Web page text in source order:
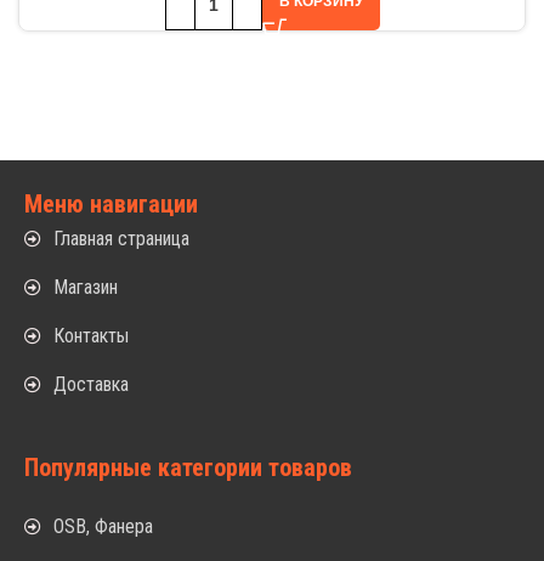
Меню навигации
Главная страница
Магазин
Контакты
Доставка
Популярные категории товаров
OSB, Фанера